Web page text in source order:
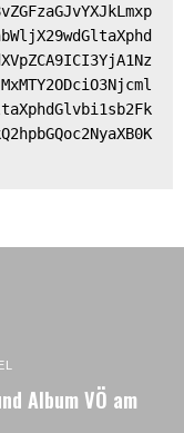
Album VÖ am